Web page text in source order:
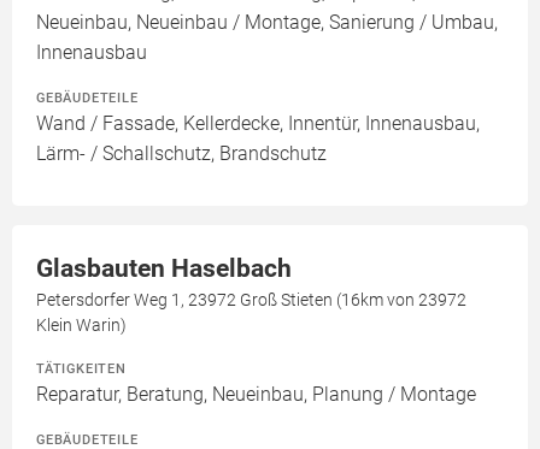
Neueinbau, Neueinbau / Montage, Sanierung / Umbau,
Innenausbau
GEBÄUDETEILE
Wand / Fassade, Kellerdecke, Innentür, Innenausbau,
Lärm- / Schallschutz, Brandschutz
Glasbauten Haselbach
Petersdorfer Weg 1, 23972 Groß Stieten (16km von 23972
Klein Warin)
TÄTIGKEITEN
Reparatur, Beratung, Neueinbau, Planung / Montage
GEBÄUDETEILE